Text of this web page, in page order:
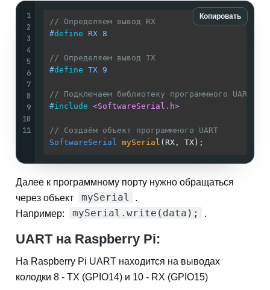
Копировать
1
2
3
4
5
6
7
8
9
10
11
// Определяем вывод RX
#define RX 8
// Определяем вывод TX
#define TX 9
// Подключаем библиотеку программного UART
#include <SoftwareSerial.h>
// Создаём объект программного UART
SoftwareSerial mySerial (RX, TX) ;
Далее к программному порту нужно обращаться
через объект
mySerial
.
Например:
mySerial.write(data); .
UART на Raspberry Pi:
На Raspberry Pi UART находится на выводах
колодки 8 - TX (GPIO14) и 10 - RX (GPIO15)